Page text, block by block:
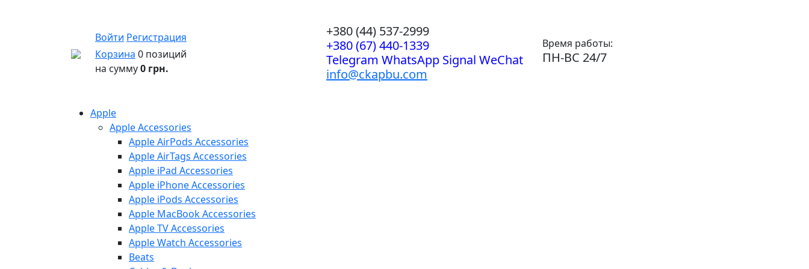
Войти Регистрация
Корзина 0 позиций
на сумму0 грн.
+380 (44) 537-2999
+380 (67) 440-1339
Telegram WhatsApp Signal WeChat
info@ckapbu.com
Время работы:
ПН-ВС 24/7
Apple
Apple Accessories
Apple AirPods Accessories
Apple AirTags Accessories
Apple iPad Accessories
Apple iPhone Accessories
Apple iPods Accessories
Apple MacBook Accessories
Apple TV Accessories
Apple Watch Accessories
Beats